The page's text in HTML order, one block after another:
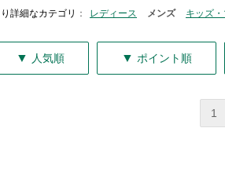
詳細なカテゴリ ： レディース メンズ キッズ
▼ 人気順 ▼ ポイント順
1